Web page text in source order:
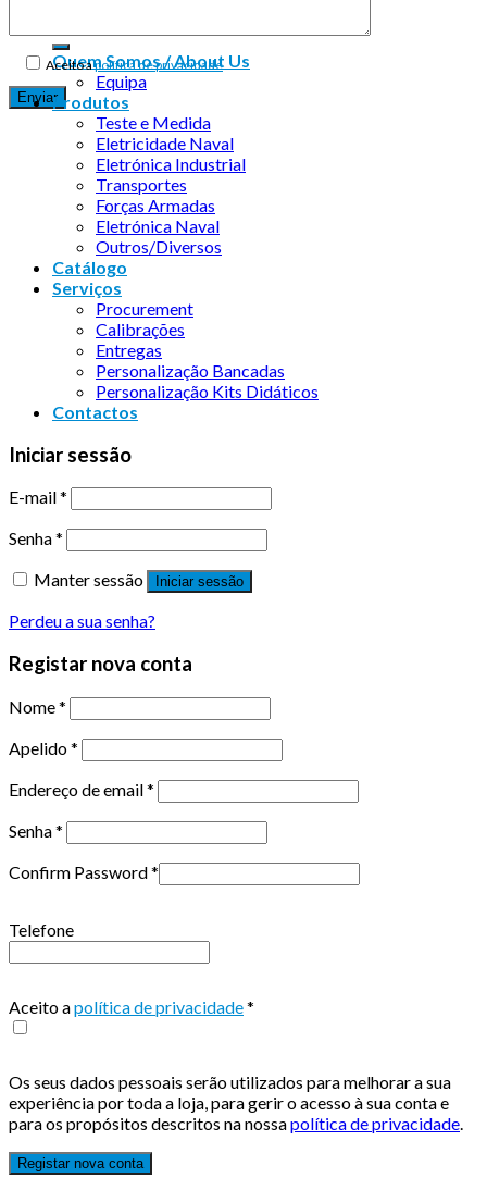
Aceito apolítica de privacidade
Quem Somos / About Us
Equipa
Produtos
Teste e Medida
Eletricidade Naval
Eletrónica Industrial
Transportes
Forças Armadas
Eletrónica Naval
Outros/Diversos
Catálogo
Serviços
Procurement
Calibrações
Entregas
Personalização Bancadas
Personalização Kits Didáticos
Contactos
Iniciar sessão
E-mail*
Senha*
Manter sessão
Iniciar sessão
Perdeu a sua senha?
Registar nova conta
Nome*
Apelido*
Endereço de email*
Senha*
Confirm Password*
Telefone
Aceito apolítica de privacidade*
Os seus dados pessoais serão utilizados para melhorar a sua
experiência por toda a loja, para gerir o acesso à sua conta e
para os propósitos descritos na nossapolítica de privacidade
Registar nova conta